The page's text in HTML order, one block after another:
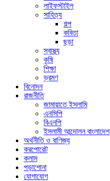
লাইফস্টাইল
সাহিত্য
গল্প
কবিতা
ছড়া
স্বাস্থ্য
কৃষি
শিক্ষা
ভ্রমণ
বিনোদন
রাজনীতি
জামায়াতে ইসলামি
এনসিপি
বিএনপি
ইসলামী আন্দোলন বাংলাদেশ
অর্থনীতি ও বাণিজ্য
করপোরেট
কলাম
পড়াশোনা
যোগাযোগ